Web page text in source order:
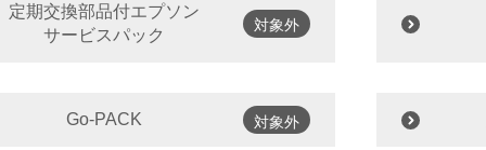
定期交換部品付エプソン
サービスパック
対象外
Go-PACK 対象外